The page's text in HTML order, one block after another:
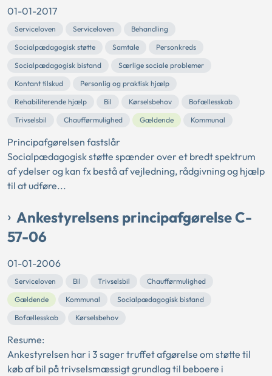
01-01-2017
Serviceloven Serviceloven
Behandling
Socialpædagogisk støtte
Samtale
Personkreds
Socialpædagogisk bistand
Særlige sociale problemer
Kontant tilskud
Personlig og praktisk hjælp
Rehabiliterende hjælp
Bil Kørselsbehov
Bofællesskab
Trivselsbil
Chaufførmulighed Gældende Kommunal
Principafgørelsen fastslår
Socialpædagogisk støtte spænder over et bredt spektrum
af ydelser og kan fx bestå af vejledning, rådgivning og hjælp
til at udføre...
Ankestyrelsens principafgørelse C-
57-06
01-01-2006
Serviceloven Bil Trivselsbil
Chaufførmulighed
Gældende
Kommunal
Socialpædagogisk bistand
Bofællesskab
Kørselsbehov
Resume:
Ankestyrelsen har i 3 sager truffet afgørelse om støtte til
køb af bil på trivselsmæssigt grundlag til beboere i